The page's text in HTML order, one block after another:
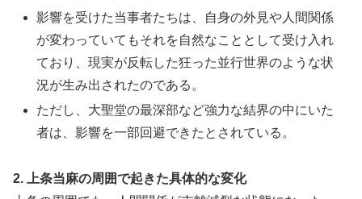
影響を受けた当事者たちは、自身の外見や人間関係
が変わっていてもそれを自然なこととして受け入れ
ており、現実が反転した狂った並行世界のような状
況が生み出されたのである。
ただし、大聖堂の最深部など強力な結界の中にいた
者は、影響を一部回避できたとされている。
2. 上条当麻の周囲で起きた具体的な変化